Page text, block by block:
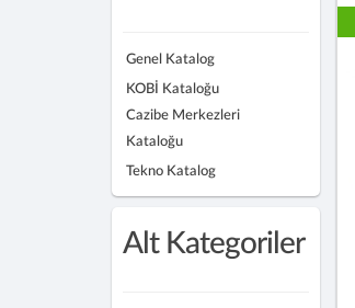
Genel Katalog
KOBİ Kataloğu
Cazibe Merkezleri
Kataloğu
Tekno Katalog
Alt Kategoriler